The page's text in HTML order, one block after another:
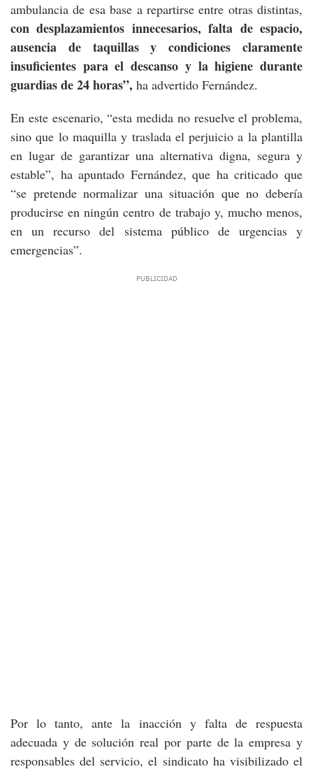
ambulancia de esa base a repartirse entre otras distintas,
con desplazamientos innecesarios, falta de espacio,
ausencia de taquillas y condiciones claramente
insuficientes para el descanso y la higiene durante
guardias de 24 horas”, ha advertido Fernández.
En este escenario, “esta medida no resuelve el problema,
sino que lo maquilla y traslada el perjuicio a la plantilla
en lugar de garantizar una alternativa digna, segura y
estable”, ha apuntado Fernández, que ha criticado que
“se pretende normalizar una situación que no debería
producirse en ningún centro de trabajo y, mucho menos,
en un recurso del sistema público de urgencias y
emergencias”.
Por lo tanto, ante la inacción y falta de respuesta
adecuada y de solución real por parte de la empresa y
responsables del servicio, el sindicato ha visibilizado el